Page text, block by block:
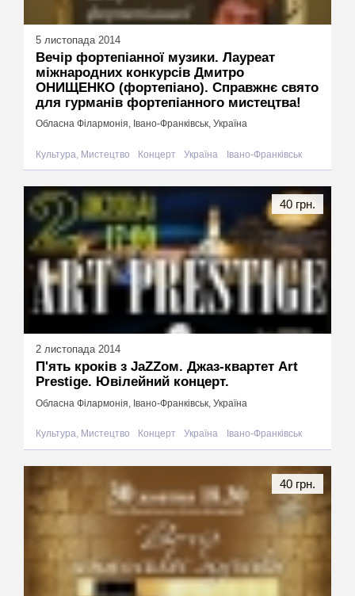
5 листопада 2014
Вечір фортепіанної музики. Лауреат
міжнародних конкурсів Дмитро
ОНИЩЕНКО (фортепіано). Cправжнє свято
для гурманів фортепіанного мистецтва!
Обласна Філармонія, Івано-Франківськ, Україна
Культура, Мистецтво Концерт Україна Івано-Франківськ
2 листопада 2014
П'ять кроків з JaZZoм. Джаз-квартет Art
Prestige. Ювілейний концерт.
Обласна Філармонія, Івано-Франківськ, Україна
Культура, Мистецтво Концерт Україна Івано-Франківськ
40 грн.
40 грн.